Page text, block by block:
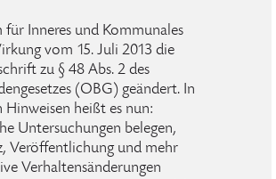
Inneres und Kommunales
vom 15. Juli 2013 die
zu § 48 Abs. 2 des
(OBG) geändert. In
Hinweisen heißt es nun:
Untersuchungen belegen,
Veröffentlichung und mehr
Verhaltensänderungen